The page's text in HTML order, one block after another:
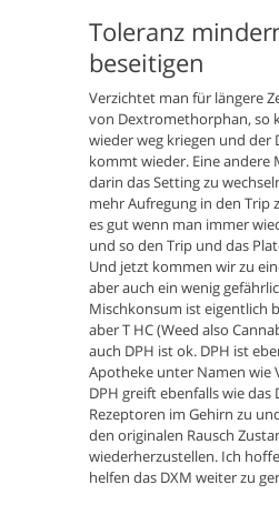
Toleranz
beseitigen
Verzichtet man für längere
von Dextromethorphan, so
wieder weg kriegen und der
kommt wieder. Eine andere
darin das Setting zu
mehr Aufregung in den Trip
es gut wenn man immer
und so den Trip und das
Und jetzt kommen wir zu
aber auch ein wenig
Mischkonsum ist eigentlich
aber T HC (Weed also
auch DPH ist ok. DPH ist
Apotheke unter Namen wie
DPH greift ebenfalls wie
Rezeptoren im Gehirn zu
den originalen Rausch
wiederherzustellen. Ich
helfen das DXM weiter zu